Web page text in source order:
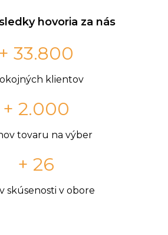
hovoria za nás
+ 33.800
klientov
+ 2.000
tovaru na výber
+ 26
skúsenosti v obore